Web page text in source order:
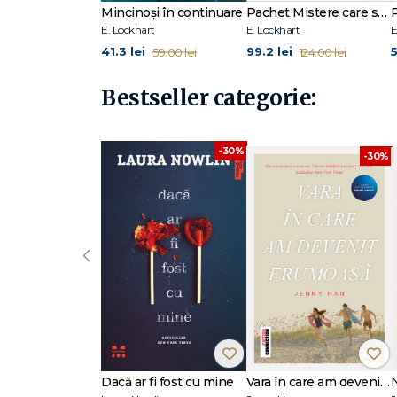
Mincinoși în continuare
E. Lockhart
41.3 lei 59.00 lei
Pachet Mistere care schimbă destine
E. Lockhart
99.2 lei 124.00 lei
Bestseller categorie:
-30%
Dacă ar fi fost cu mine
-30%
Vara în care am devenit frumoasă (seria Vara, vol. 1, ediție tie-in)
‹